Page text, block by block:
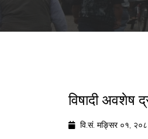
विषादी
वि.सं. मङ्सिर ०१,